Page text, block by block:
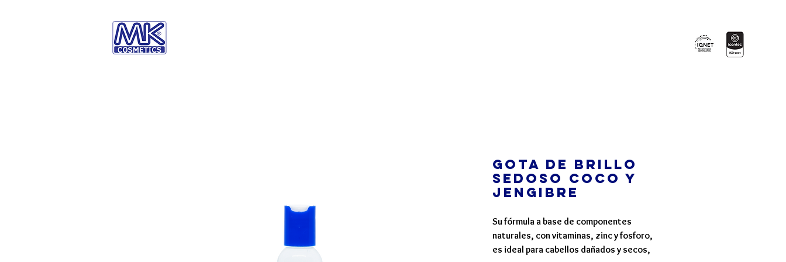
Gota de brillo
SEDOSO Coco y
Jengibre
Su fórmula a base de componentes
naturales, con vitaminas, zinc y fosforo,
es ideal para cabellos dañados y secos,